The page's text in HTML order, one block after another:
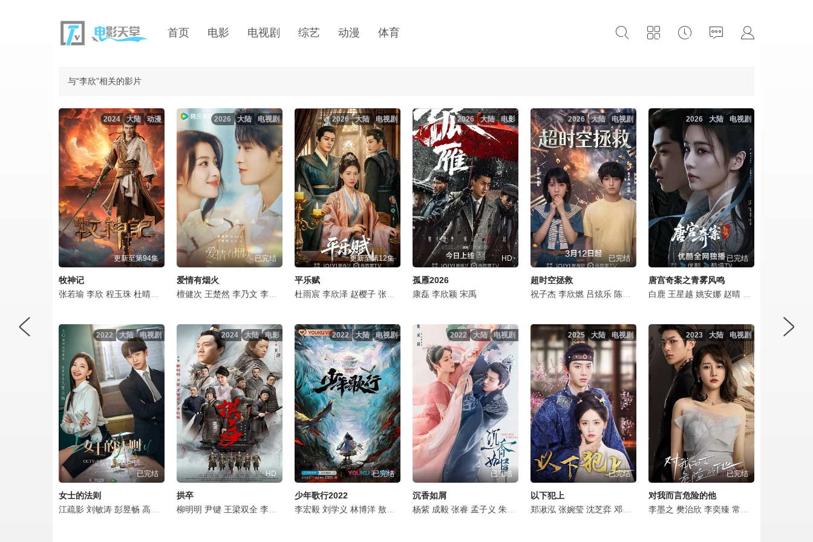
首页 电影 电视剧 综艺 动漫 体育
与“李欣”相关的影片
动漫
大陆
2024
更新至第94集
牧神记
张若瑜 李欣 程玉珠 杜晴晴 虞晓旭 于凯隆 高嗣航 张恒 王宇航 刘宇轩 唐昊
电视剧
大陆
2026
已完结
爱情有烟火
檀健次 王楚然 李乃文 李欣泽 姜珮瑶 郑水晶 刘芮麟 杨童舒 叶晞月 邵伟桐
电视剧
大陆
2026
更新至第12集
平乐赋
杜雨宸 李欣泽 赵樱子 张赫 陈子由 王朝阳 温淳棣 杨骐远 郭宏杰 邵宣瑜 金勉乔 胡雅洁 黄文卿 黄晓吉 赵楚纶 王艺鑫
电影
大陆
2026
HD
孤雁2026
康磊 李欣颖 宋禹
电视剧
大陆
2026
已完结
超时空拯救
祝子杰 李欣燃 吕炫乐 陈瑞丰
电视剧
大陆
2026
已完结
唐宫奇案之青雾风鸣
白鹿 王星越 姚安娜 赵晴
电视剧
大陆
2022
已完结
女士的法则
江疏影 刘敏涛 彭昱畅 高鑫 戴向宇 高曙光 师铭泽 赵奕欢 沙宝亮 陶昕然 刘之冰 周澄奥 王策 黄政皓 田岷 孔琳 荣蓉 木子洋 戴景耀 潘时七 高洋 朱铁 丁子玲 孟秀 曹艳 尤浩然 迟宁宁
电影
大陆
2024
HD
拱卒
柳明明 尹键 王梁双全 李欣颖 曾昂
电视剧
大陆
2022
已完结
少年歌行2022
李宏毅 刘学义 林博洋 敖瑞鹏 李欣泽 戴燕妮 范津玮 邓凯
电视剧
大陆
2022
已完结
沉香如屑
杨紫 成毅 张睿 孟子义 朱泳腾 傅方俊 徐恺咛 李欣泽 韩承羽
电视剧
大陆
2025
已完结
以下犯上
郑湫泓 张婉莹 沈芝弈 邓超元 赵启玥 罗予甜 朱云龙 朱雅婷
电视剧
大陆
2023
已完结
对我而言危险的他
李墨之 樊治欣 李奕臻 常喆宽